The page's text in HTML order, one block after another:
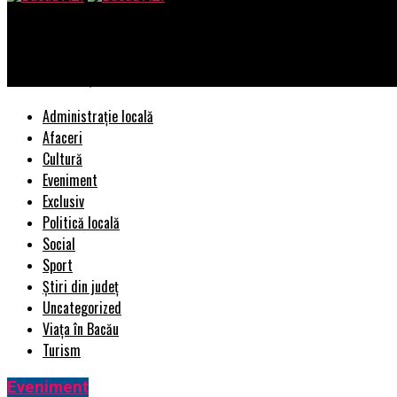
Administrație locală
Afaceri
Cultură
Eveniment
Exclusiv
Politică locală
Social
Sport
Știri din județ
Uncategorized
Viața în Bacău
Turism
Eveniment